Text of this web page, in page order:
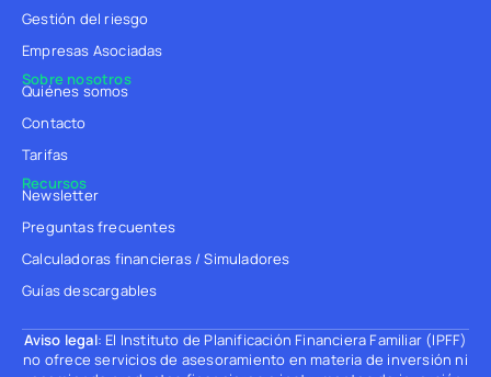
Gestión del riesgo
Empresas Asociadas
Sobre nosotros
Quiénes somos
Contacto
Tarifas
Recursos
Newsletter
Preguntas frecuentes
Calculadoras financieras / Simuladores
Guías descargables
Aviso legal: El Instituto de Planificación Financiera Familiar (IPFF)
no ofrece servicios de asesoramiento en materia de inversión ni